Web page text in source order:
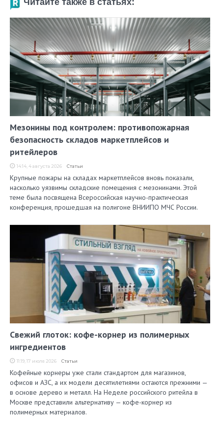
Читайте также в статьях:
Мезонины под контролем: противопожарная
безопасность складов маркетплейсов и
ритейлеров
14:14, 4 августа 2026 Статьи
Крупные пожары на складах маркетплейсов вновь показали,
насколько уязвимы складские помещения с мезонинами. Этой
теме была посвящена Всероссийская научно-практическая
конференция, прошедшая на полигоне ВНИИПО МЧС России.
Свежий глоток: кофе-корнер из полимерных
ингредиентов
11:19, 17 июля 2026 Статьи
Кофейные корнеры уже стали стандартом для магазинов,
офисов и АЗС, а их модели десятилетиями остаются прежними —
в основе дерево и металл. На Неделе российского ритейла в
Москве представили альтернативу — кофе-корнер из
полимерных материалов.